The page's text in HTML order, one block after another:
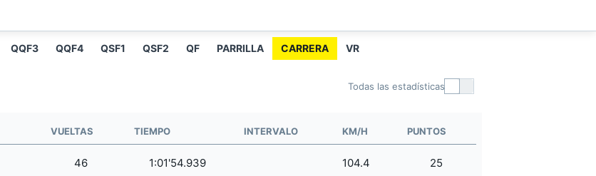
QQF3 QQF4 QSF1 QSF2 QF PARRILLA CARRERA VR
Todas las estadísticas
VUELTAS TIEMPO INTERVALO KM/H PUNTOS
46 1:01'54.939 104.4 25